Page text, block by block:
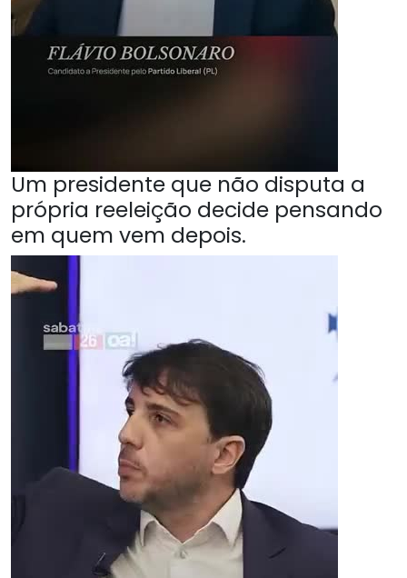
Um presidente que não disputa a
própria reeleição decide pensando
em quem vem depois.